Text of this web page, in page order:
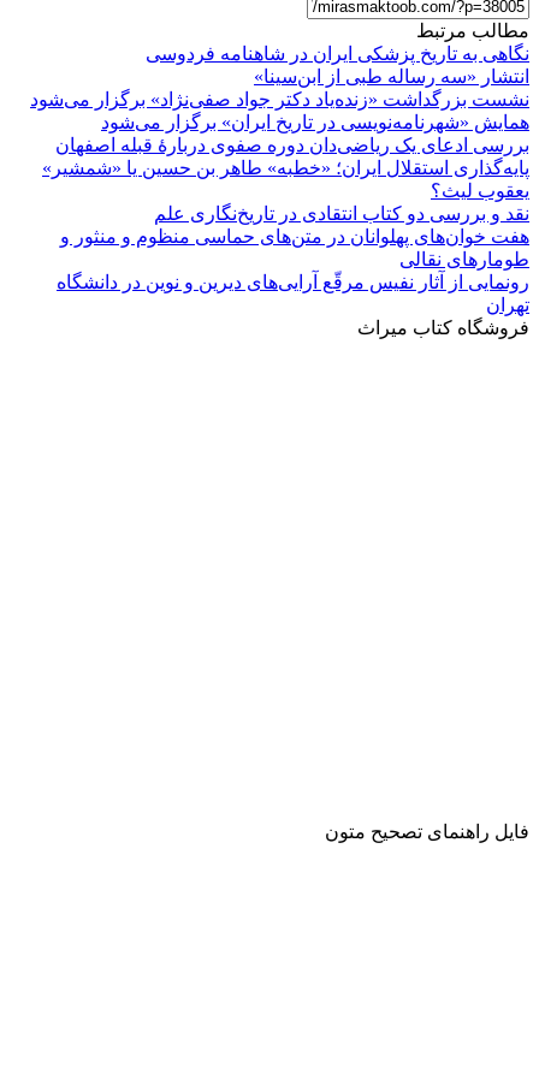
مطالب مرتبط
نگاهی به تاریخ پزشکی ایران در شاهنامه فردوسی
انتشار «سه رساله طبی از ابن‌سینا»
نشست بزرگداشت «زنده‌یاد دکتر جواد صفی‌نژاد» برگزار می‌شود
همايش «شهرنامه‌نويسی در تاریخ ايران» برگزار می‌شود
بررسی ادعای یک ریاضی‌دان دوره صفوی دربارۀ قبله اصفهان
پایه‌گذاری استقلال ایران؛ «خطبه» طاهر بن حسین یا «شمشیر»
یعقوب لیث؟
نقد و بررسی دو کتاب انتقادی در تاریخ‌نگاری علم
هفت خوان‌های پهلوانان در متن‌های حماسی منظوم و منثور و
طومارهای نقالی
رونمایی از آثار نفیس مرقّع آرایی‌های دیرین و نوین در دانشگاه
تهران
فروشگاه کتاب میراث
فایل راهنمای تصحیح متون